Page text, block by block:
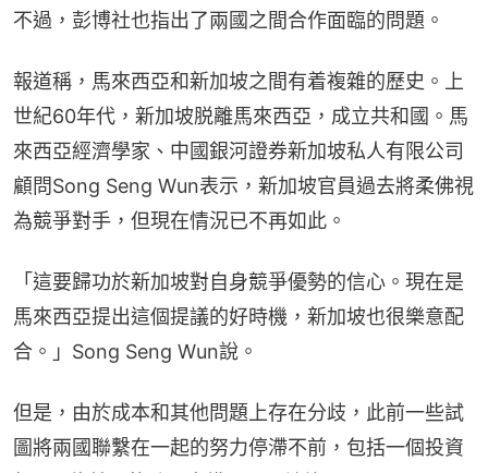
不過，彭博社也指出了兩國之間合作面臨的問題。
報道稱，馬來西亞和新加坡之間有着複雜的歷史。上
世紀60年代，新加坡脱離馬來西亞，成立共和國。馬
來西亞經濟學家、中國銀河證券新加坡私人有限公司
顧問Song Seng Wun表示，新加坡官員過去將柔佛視
為競爭對手，但現在情況已不再如此。
「這要歸功於新加坡對自身競爭優勢的信心。現在是
馬來西亞提出這個提議的好時機，新加坡也很樂意配
合。」Song Seng Wun說。
但是，由於成本和其他問題上存在分歧，此前一些試
圖將兩國聯繫在一起的努力停滯不前，包括一個投資